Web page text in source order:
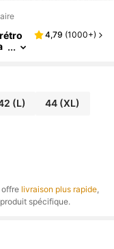
4,79 (1000+)
(L) 44 (XL)
offre livraison plus rapide
spécifique.